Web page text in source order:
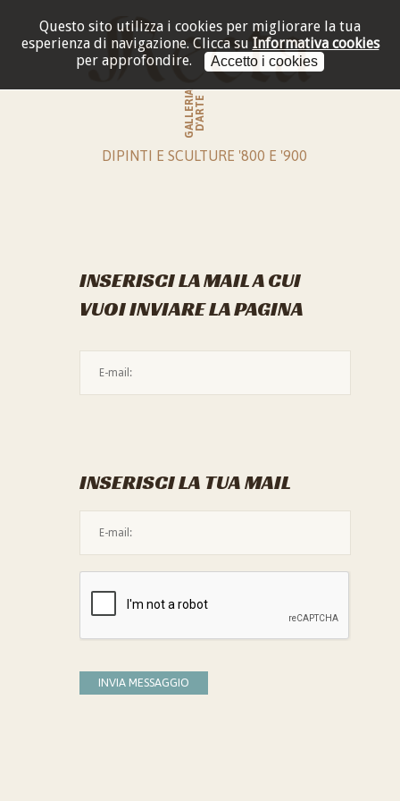
Questo sito utilizza i cookies per migliorare la tua
esperienza di navigazione. Clicca su Informativa cookies
per approfondire.
Accetto i cookies
GALLERIAD'ARTE
DIPINTI E SCULTURE '800 E '900
INSERISCI LA MAIL A CUI
VUOI INVIARE LA PAGINA
INSERISCI LA TUA MAIL
INVIA MESSAGGIO